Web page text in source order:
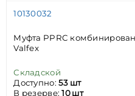
10130032
Муфта PPRC
Valfex
Складской
Доступно:53 шт
В резерве:10 шт